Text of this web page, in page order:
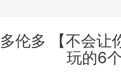
伦多 【不会让
玩的6